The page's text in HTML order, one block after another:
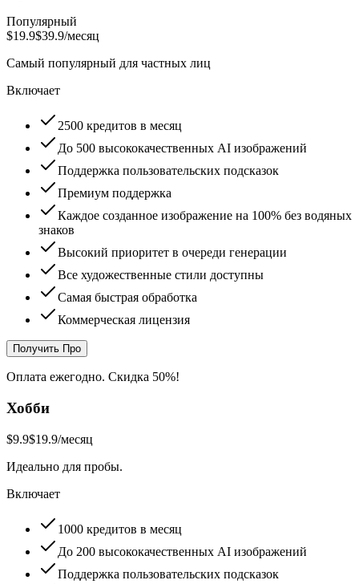
Популярный
$19.9$39.9/месяц
Самый популярный для частных лиц
Включает
2500 кредитов в месяц
До 500 высококачественных AI изображений
Поддержка пользовательских подсказок
Премиум поддержка
Каждое созданное изображение на 100% без водяных
знаков
Высокий приоритет в очереди генерации
Все художественные стили доступны
Самая быстрая обработка
Коммерческая лицензия
Получить Про
Оплата ежегодно. Скидка 50%!
Хобби
$9.9$19.9/месяц
Идеально для пробы.
Включает
1000 кредитов в месяц
До 200 высококачественных AI изображений
Поддержка пользовательских подсказок